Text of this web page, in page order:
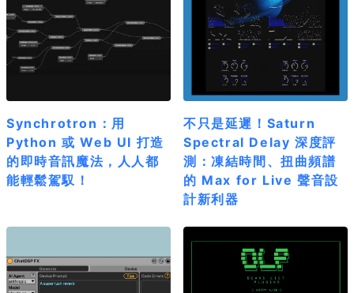
Synchrotron：用
Python 或 Web UI 打造
的即時音訊魔法，人人都
能輕鬆駕馭！
不只是延遲！Saturn
Spectral Delay 深度評
測：凍結時間、扭曲頻譜
的 Max for Live 聲音設
計新利器